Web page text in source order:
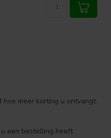
meer korting u ontvangt.
een bestelling heeft